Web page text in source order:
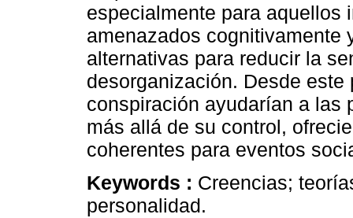
especialmente para aquellos
amenazados cognitivamente
alternativas para reducir la
desorganización. Desde
conspiración ayudarían a las
más allá de su control,
coherentes para eventos
Keywords : Creencias;
personalidad.